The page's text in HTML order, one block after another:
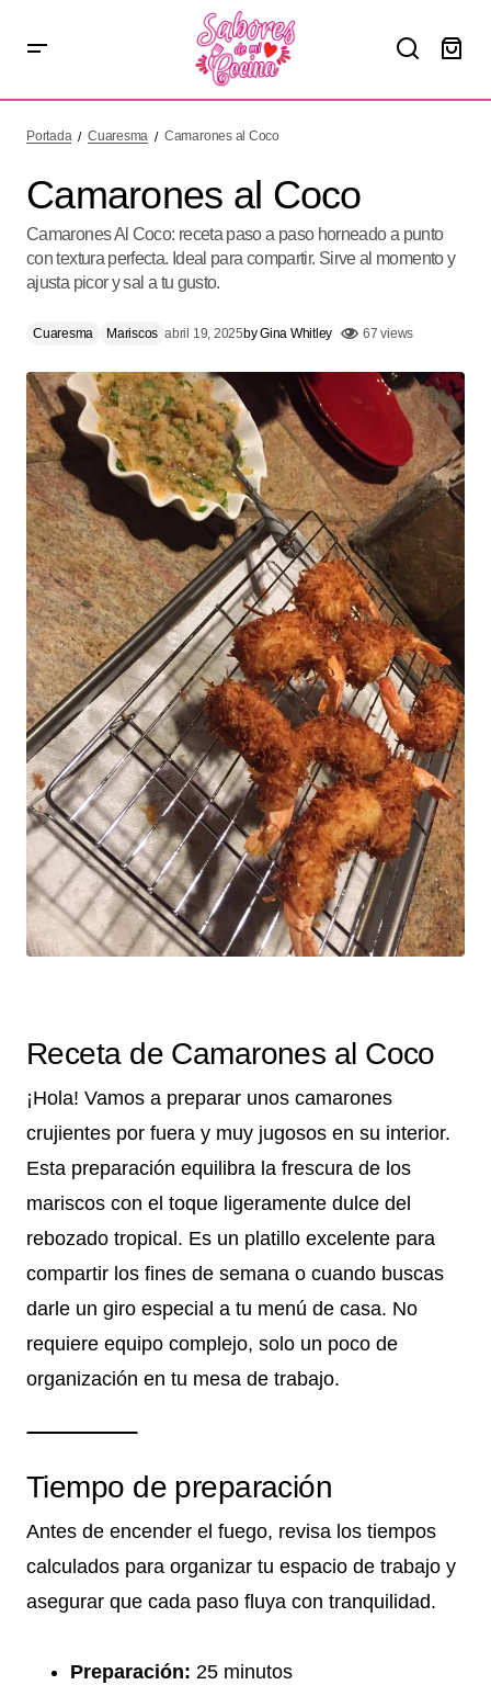
Portada Cuaresma Camarones al Coco
Camarones al Coco
Camarones Al Coco: receta paso a paso horneado a punto
con textura perfecta. Ideal para compartir. Sirve al momento y
ajusta picor y sal a tu gusto.
Cuaresma Mariscos abril 19, 2025byGina Whitley 67 views
Receta de Camarones al Coco
¡Hola! Vamos a preparar unos camarones
crujientes por fuera y muy jugosos en su interior.
Esta preparación equilibra la frescura de los
mariscos con el toque ligeramente dulce del
rebozado tropical. Es un platillo excelente para
compartir los fines de semana o cuando buscas
darle un giro especial a tu menú de casa. No
requiere equipo complejo, solo un poco de
organización en tu mesa de trabajo.
Tiempo de preparación
Antes de encender el fuego, revisa los tiempos
calculados para organizar tu espacio de trabajo y
asegurar que cada paso fluya con tranquilidad.
Preparación: 25 minutos